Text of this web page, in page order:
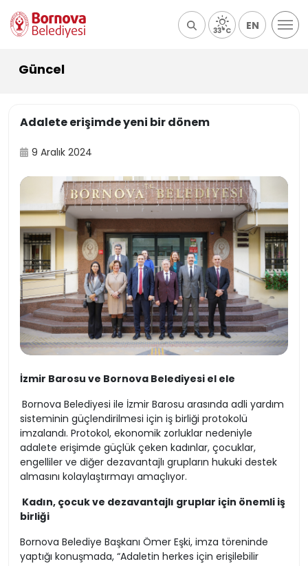
33°C EN
Güncel
Adalete erişimde yeni bir dönem
9 Aralık 2024
İzmir Barosu ve Bornova Belediyesi el ele
Bornova Belediyesi ile İzmir Barosu arasında adli yardım
sisteminin güçlendirilmesi için iş birliği protokolü
imzalandı. Protokol, ekonomik zorluklar nedeniyle
adalete erişimde güçlük çeken kadınlar, çocuklar,
engelliler ve diğer dezavantajlı grupların hukuki destek
almasını kolaylaştırmayı amaçlıyor.
Kadın, çocuk ve dezavantajlı gruplar için önemli iş
birliği
Bornova Belediye Başkanı Ömer Eşki, imza töreninde
yaptığı konuşmada, “Adaletin herkes için erişilebilir